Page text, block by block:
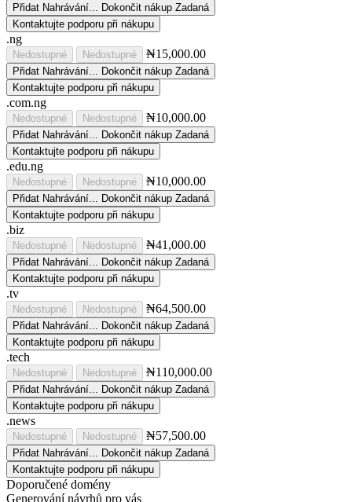
Přidat Nahrávání... Dokončit nákup Zadaná
Kontaktujte podporu při nákupu
.ng
Nedostupné Nedostupné ₦15,000.00
Přidat Nahrávání... Dokončit nákup Zadaná
Kontaktujte podporu při nákupu
.com.ng
Nedostupné Nedostupné ₦10,000.00
Přidat Nahrávání... Dokončit nákup Zadaná
Kontaktujte podporu při nákupu
.edu.ng
Nedostupné Nedostupné ₦10,000.00
Přidat Nahrávání... Dokončit nákup Zadaná
Kontaktujte podporu při nákupu
.biz
Nedostupné Nedostupné ₦41,000.00
Přidat Nahrávání... Dokončit nákup Zadaná
Kontaktujte podporu při nákupu
.tv
Nedostupné Nedostupné ₦64,500.00
Přidat Nahrávání... Dokončit nákup Zadaná
Kontaktujte podporu při nákupu
.tech
Nedostupné Nedostupné ₦110,000.00
Přidat Nahrávání... Dokončit nákup Zadaná
Kontaktujte podporu při nákupu
.news
Nedostupné Nedostupné ₦57,500.00
Přidat Nahrávání... Dokončit nákup Zadaná
Kontaktujte podporu při nákupu
Doporučené domény
Generování návrhů pro vás